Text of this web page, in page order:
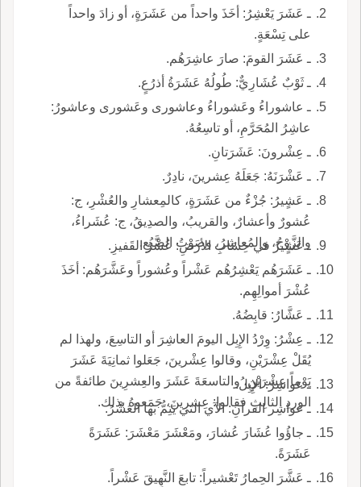
ـ عَشَرَ يَعْشِرُ: أخَذَ واحداً من عَشَرَةٍ، أو زادَ واحداً
على تِسْعَةٍ.
ـ عَشَرَ القومَ: صارَ عاشِرَهُم.
ـ ثَوْبٌ عُشَارِيٌّ: طُولُهُ عَشَرَةُ أذرُعٍ.
ـ عاشوراءُ وعَشوراءُ وعاشورى وعَشورى وعاشورُ:
عاشِرُ المُحَرَّمِ، أو تاسِعُهُ.
ـ عِشْرونَ: عَشَرَتانِ.
ـ عَشْرَنَهُ: جَعَلَهُ عِشرينَ، نادِرٌ.
ـ عَشٍيرُ: جُزْءٌ من عَشَرَةٍ، كالمِعشارِ والعُشْرِ، ج:
عُشورٌ وأعشارٌ، والقريبُ، والصدِيقُ، ج: عُشَراءُ،
والزَّوْجُ، والمُعاشِرُ، وصَوْتُ الضَّبُعِ.
ـ عَشٍيرُ في حِسَابِ الأرضِ: عُشْرُ القَفيزِ.
ـ عَشَرَهُم يَعْشِرُهُم عَشْراً وعُشوراً وعَشَّرَهُم: أخَذَ
عُشْرَ أموالِهِم.
ـ عَشَّارُ: قابِضُهُ.
ـ عِشْرُ: وِرْدُ الإِبِل اليومَ العاشِرَ أو التاسِعَ، ولهذا لم
يُقَلْ عِشْرَيْنِ، وقالوا عِشْرينَ، جَعَلوا ثمانِيَةَ عَشَرَ
يَوْماً عِشْرَيْنِ، والتاسعَةَ عَشَرَ والعِشرِينَ طائفةً من
الوِردِ الثالِثِ فقالوا: عِشرينَ، جَمَعوهُ بذلك.
ـ عواشِرُ: الإِبِلُ.
ـ عواشِر القرآنِ: الآي التي يَتِمُّ بها العَشْرُ.
ـ جاؤُوا عُشَارَ عُشارَ، ومَعْشَرَ مَعْشَرَ: عَشَرَةً
عَشَرَةً.
ـ عَشَّرَ الحِمارُ تَعْشيراً: تابعَ النَّهِيقَ عَشْراً.